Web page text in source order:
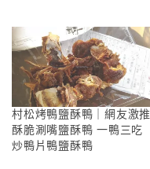
村松烤鴨鹽酥鴨｜網友激推
酥脆涮嘴鹽酥鴨 一鴨三吃
炒鴨片鴨鹽酥鴨